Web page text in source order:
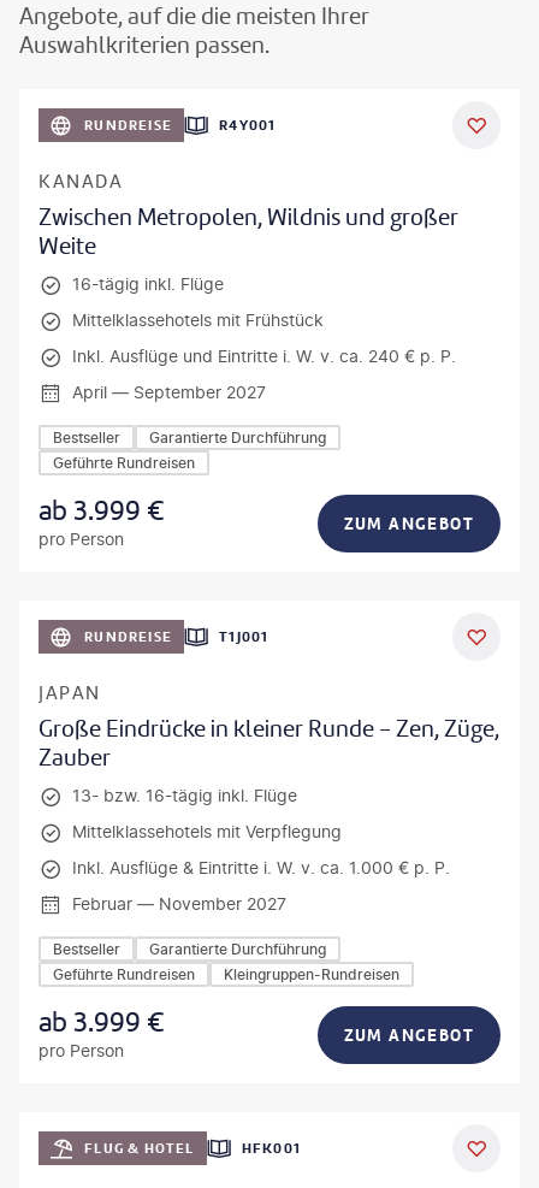
Angebote, auf die die meisten Ihrer
Auswahlkriterien passen.
RUNDREISE R4Y001
KANADA
Zwischen Metropolen, Wildnis und großer
Weite
16-tägig inkl. Flüge
Mittelklassehotels mit Frühstück
Inkl. Ausflüge und Eintritte i. W. v. ca. 240 € p. P.
April — September 2027
Bestseller
Garantierte Durchführung
Geführte Rundreisen
ab3.999 €
pro Person
ZUM ANGEBOT
RUNDREISE T1J001
JAPAN
Große Eindrücke in kleiner Runde - Zen, Züge,
Zauber
13- bzw. 16-tägig inkl. Flüge
Mittelklassehotels mit Verpflegung
Inkl. Ausflüge & Eintritte i. W. v. ca. 1.000 € p. P.
Februar — November 2027
Bestseller
Garantierte Durchführung
Geführte Rundreisen
Kleingruppen-Rundreisen
ab3.999 €
pro Person
ZUM ANGEBOT
DEAL
FLUG & HOTEL HFK001